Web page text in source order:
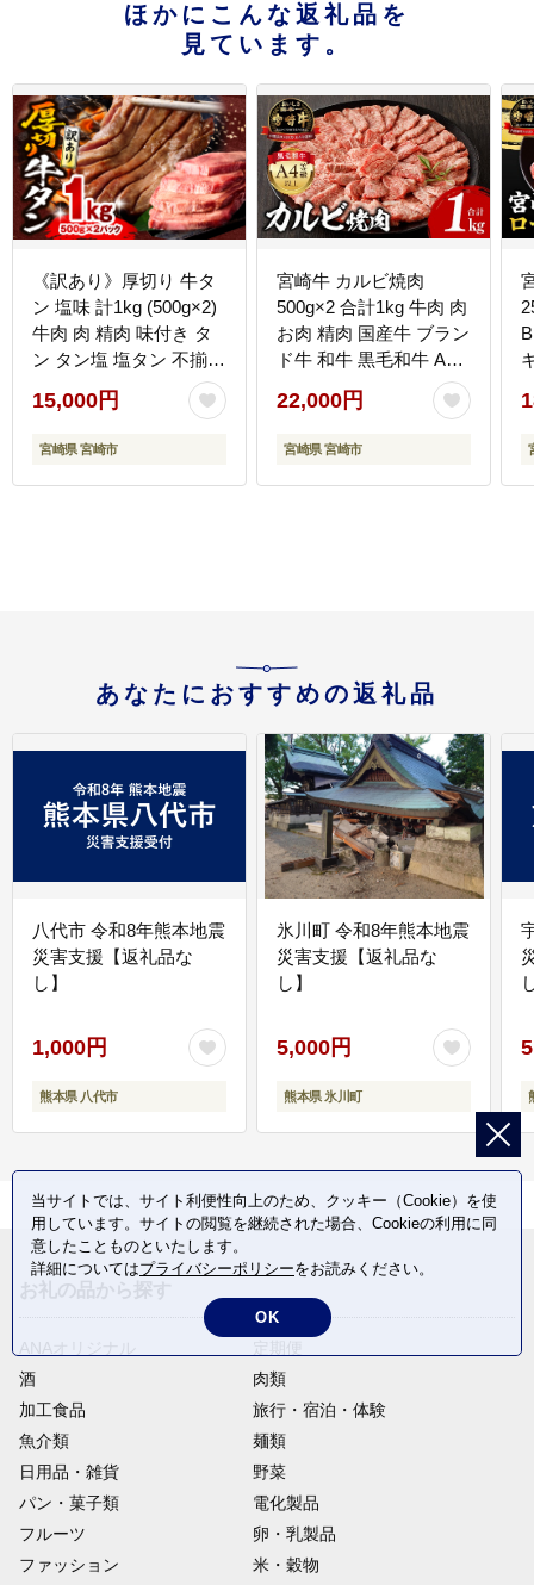
ほかにこんな返礼品を
見ています。
《訳あり》厚切り 牛タ
ン 塩味 計1kg (500g×2)
牛肉 肉 精肉 味付き タ
ン タン塩 塩タン 不揃い
規格外 小分け パック 簡
単調理 焼くだけ キャン
プ 焼肉 厚切り牛タン グ
宮崎市
15,000円
宮崎県 宮崎市
宮崎牛 カルビ焼肉
500g×2 合計1kg 牛肉 肉
お肉 精肉 国産牛 ブラン
ド牛 和牛 黒毛和牛 A4
22,000円
宮崎県 宮崎市
あなたにおすすめの返礼品
八代市 令和8年熊本地震
災害支援【返礼品な
し】
1,000円
熊本県 八代市
氷川町 令和8年熊本地震
災害支援【返礼品な
し】
5,000円
熊本県 氷川町
酒
肉類
加工食品
旅行・宿泊・体験
魚介類
麺類
日用品・雑貨
野菜
パン・菓子類
電化製品
フルーツ
卵・乳製品
ファッション
米・穀物
当サイトでは、サイト利便性向上のため、クッキー（Cookie）を使
用しています。サイトの閲覧を継続された場合、Cookieの利用に同
意したことものといたします。
詳細についてはプライバシーポリシーをお読みください。
OK